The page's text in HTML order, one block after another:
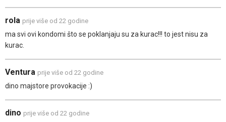
rola prije više od 22 godine
ma svi ovi kondomi što se poklanjaju su za kurac!!! to jest nisu za
kurac.
Ventura prije više od 22 godine
dino majstore provokacije :)
dino prije više od 22 godine